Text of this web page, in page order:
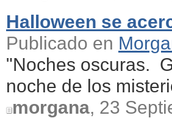
Halloween se
Publicado en
"Noches oscuras.
noche de los
morgana, 23